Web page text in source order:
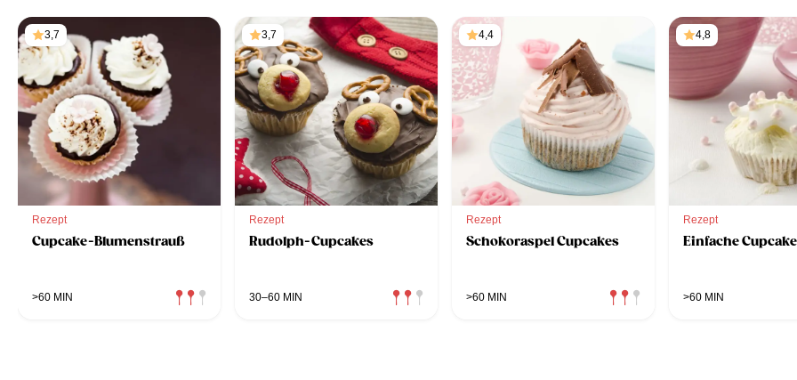
3,7
Rezept
Cupcake-Blumenstrauß
>60 MIN
3,7
Rezept
Rudolph-Cupcakes
30–60 MIN
4,4
Rezept
Schokoraspel Cupcakes
>60 MIN
4,8
Rezept
Einfache
>60 MIN